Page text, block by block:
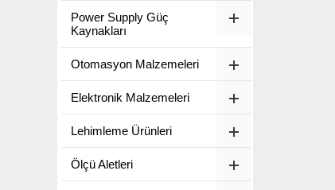
Power Supply Güç
Kaynakları
Otomasyon Malzemeleri
Elektronik Malzemeleri
Lehimleme Ürünleri
Ölçü Aletleri